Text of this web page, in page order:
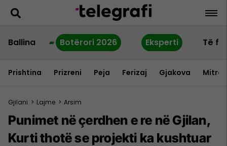
Ballina Botërori 2026 Eksperti Të
Prishtina Prizreni Peja Ferizaj Gjakova
Gjilani > Lajme > Arsim
Punimet në çerdhen e re në Gjilan,
Kurti thotë se projekti ka kushtuar